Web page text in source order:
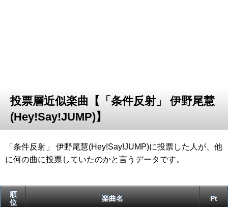
投票層近似楽曲【「条件反射」 伊野尾慧
(Hey!Say!JUMP)】
「条件反射」 伊野尾慧(Hey!Say!JUMP)に投票した人が、他
に何の曲に投票していたのかと言うデータです。
順
位
楽曲名 Pt